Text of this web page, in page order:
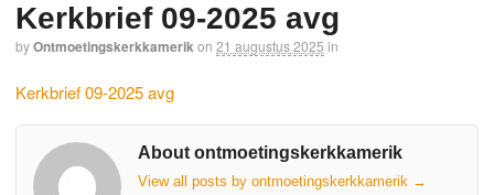
Kerkbrief 09-2025 avg
byOntmoetingskerkkamerikon 21 augustus 2025 in
Kerkbrief 09-2025 avg
About ontmoetingskerkkamerik
View all posts by ontmoetingskerkkamerik →